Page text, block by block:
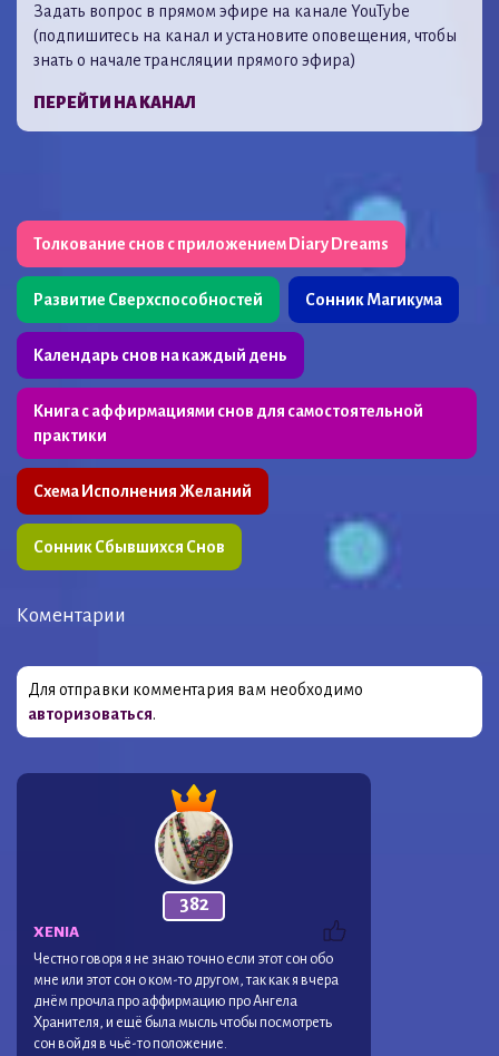
Задать вопрос в прямом эфире на канале YouTybe
(подпишитесь на канал и установите оповещения, чтобы
знать о начале трансляции прямого эфира)
ПЕРЕЙТИ НА КАНАЛ
Толкование снов с приложением Diary Dreams
Развитие Сверхспособностей Сонник Магикума
Календарь снов на каждый день
Книга с аффирмациями снов для самостоятельной
практики
Схема Исполнения Желаний
Сонник Сбывшихся Снов
Коментарии
Для отправки комментария вам необходимо
авторизоваться.
382
XENIA
Честно говоря я не знаю точно если этот сон обо
мне или этот сон о ком-то другом, так как я вчера
днём прочла про аффирмацию про Ангела
Хранителя, и ещё была мысль чтобы посмотреть
сон войдя в чьё-то положение.